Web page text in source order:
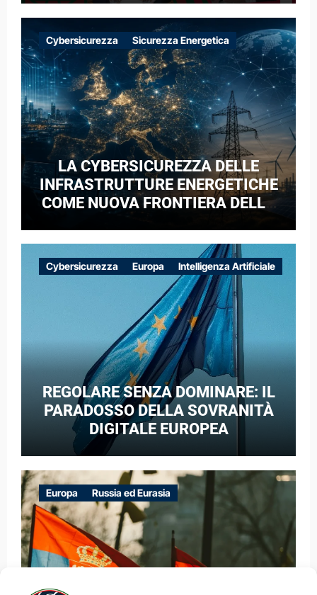
Cybersicurezza Sicurezza Energetica
LA CYBERSICUREZZA DELLE
INFRASTRUTTURE ENERGETICHE
COME NUOVA FRONTIERA DELLA
CASO DELLE RETI ELETTRICHE
EUROPEE NEL CONTESTO DELLA
GUERRA IBRIDA
Cybersicurezza Europa Intelligenza Artificiale
REGOLARE SENZA DOMINARE: IL
PARADOSSO DELLA SOVRANITÀ
DIGITALE EUROPEA
Europa Russia ed Eurasia